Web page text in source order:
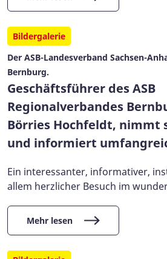
Bildergalerie
Der ASB-Landesverband Sachsen-
Bernburg.
Geschäftsführer des ASB
Regionalverbandes
Börries Hochfeldt, nimmt
und informiert
Ein interessanter, informativer,
allem herzlicher Besuch im
Mehr lesen